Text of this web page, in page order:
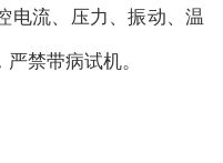
电流、压力、振动、温
禁带病试机。